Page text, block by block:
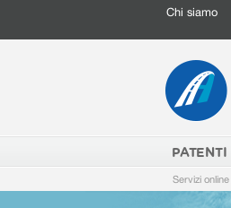
Chi siamo
PATENTI
Servizi online